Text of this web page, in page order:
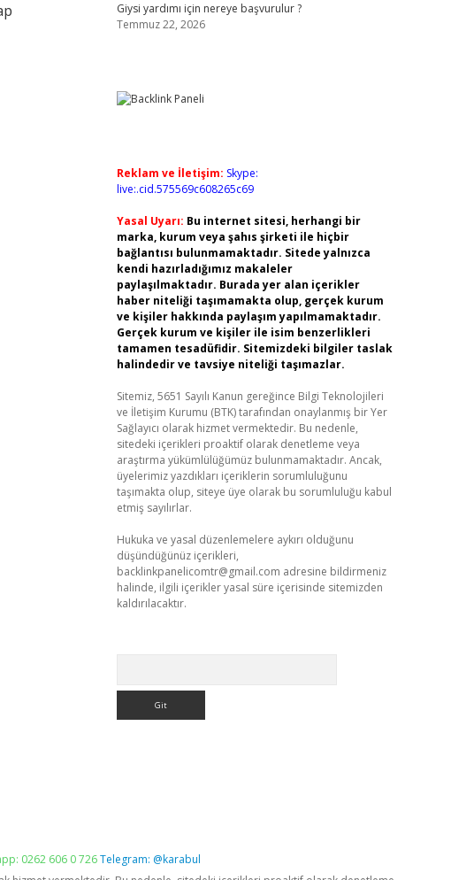
Giysi yardımı için nereye başvurulur ?
Temmuz 22, 2026
Reklam ve İletişim: Skype:
live:.cid.575569c608265c69
Yasal Uyarı: Bu internet sitesi, herhangi bir
marka, kurum veya şahıs şirketi ile hiçbir
bağlantısı bulunmamaktadır. Sitede yalnızca
kendi hazırladığımız makaleler
paylaşılmaktadır. Burada yer alan içerikler
haber niteliği taşımamakta olup, gerçek kurum
ve kişiler hakkında paylaşım yapılmamaktadır.
Gerçek kurum ve kişiler ile isim benzerlikleri
tamamen tesadüfidir. Sitemizdeki bilgiler taslak
halindedir ve tavsiye niteliği taşımazlar.
Sitemiz, 5651 Sayılı Kanun gereğince Bilgi Teknolojileri
ve İletişim Kurumu (BTK) tarafından onaylanmış bir Yer
Sağlayıcı olarak hizmet vermektedir. Bu nedenle,
sitedeki içerikleri proaktif olarak denetleme veya
araştırma yükümlülüğümüz bulunmamaktadır. Ancak,
üyelerimiz yazdıkları içeriklerin sorumluluğunu
taşımakta olup, siteye üye olarak bu sorumluluğu kabul
etmiş sayılırlar.
Hukuka ve yasal düzenlemelere aykırı olduğunu
düşündüğünüz içerikleri,
backlinkpanelicomtr@gmail.com adresine bildirmeniz
halinde, ilgili içerikler yasal süre içerisinde sitemizden
kaldırılacaktır.
0262 606 0 726Telegram: @karabul